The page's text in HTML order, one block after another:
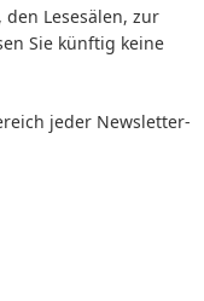
Lesesälen, zur
Sie künftig keine
jeder Newsletter-